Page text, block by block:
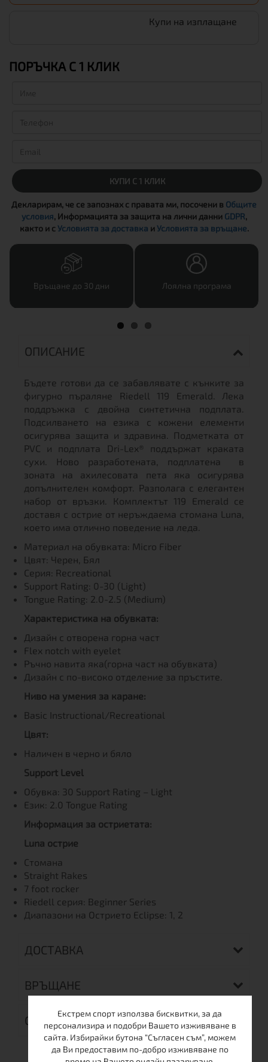
Купи на изплащане
ПОРЪЧКА С 1 КЛИК
КУПИ С 1 КЛИК
Декларирам, че се запознах с правата ми, посочени в Общите
условия, Информацията за защита на лични данни GDPR,
както и сУсловията за доставка иУсловията за връщане.
Връщане до 30 дни Лоялна програма
ОПИСАНИЕ
Бъдете готови да се забавлявате с кънките за
фигурно пъраляне Riedell 119 Emerald. Лека
поддръжка с двойна синтетична подплата.
Подсилването на езика с кожени елементи
осигурява защита и здравина. Подметката от
PVC и подплата Dri-Lex® поддържат краката
сухи. Ново разработената, подплатена в
зоната на ахилесовата пета яка осигурява
допълнителен комфорт. Разполага с елегантен
набор от връзки. Комплектът 119 Emerald се
доставя с острие от неръждаема стомана Luna,
което има отлично поведение на леда.
Материал на обувката: Micro Fiber
Цвят: Черен, Бял
Серия: Recreational
Support Rating: 0-30 (Light)
Tongue Rating: 2.0-2.5 (Medium)
Характеристика на обувката:
Дизайн с отворена горна част
Flex notch with eyelet
Ръчно навита яка(горна част на обувката)
Дизайн с по-високо отделение за пръстите.
Ниво на умения за каране:
Basic Instructional/Recreational
Цвят:
Наличен в черно и бяло
Support Level
Обувка: 30 Support Rating – Light
Език: 2.0 Tongue Rating
Информация за остриетата:
Luna острие
Стомана
Straight Rakes
7 foot rocker
Riedell серия: Beginner Series
Диапазони на Острието Eclipse: 1, 2
ДОСТАВКА
ВРЪЩАНЕ
ОТЗИВИ (0)Екстрем спорт използва бисквитки, за да
персонализира и подобри Вашето изживяване в
сайта. Избирайки бутона “Съгласен съм”, можем
да Ви предоставим по-добро изживяване по